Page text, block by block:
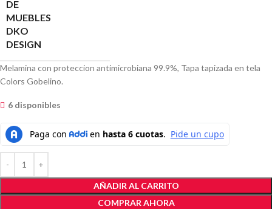
Melamina con proteccion antimicrobiana 99.9%, Tapa tapizada en tela
Colors Gobelino.
6 disponibles
AÑADIR AL CARRITO
COMPRAR AHORA